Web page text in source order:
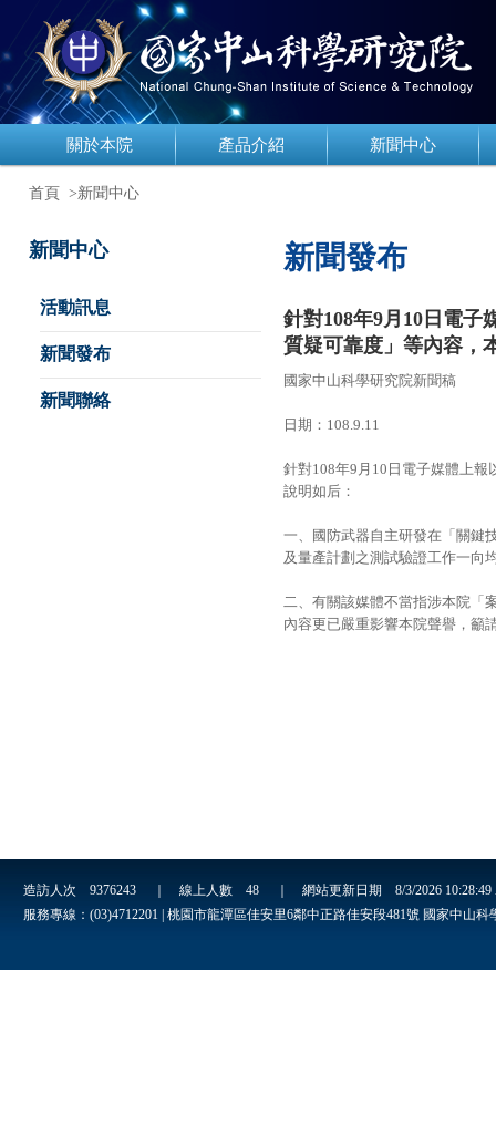
關於本院 產品介紹 新聞中心
首頁 >新聞中心
新聞中心
活動訊息
新聞發布
新聞聯絡
新聞發布
針對108年9月10日電子
質疑可靠度」等內容，
國家中山科學研究院新聞稿
日期：108.9.11
針對108年9月10日電子媒體上
說明如后：
一、國防武器自主研發在「關鍵
及量產計劃之測試驗證工作一向
二、有關該媒體不當指涉本院「
內容更已嚴重影響本院聲譽，籲
造訪人次 9376243 ｜ 線上人數 48 ｜ 網站更新日期 8/3/2026
服務專線：(03)4712201 | 桃園市龍潭區佳安里6鄰中正路佳安段481號 國家中山